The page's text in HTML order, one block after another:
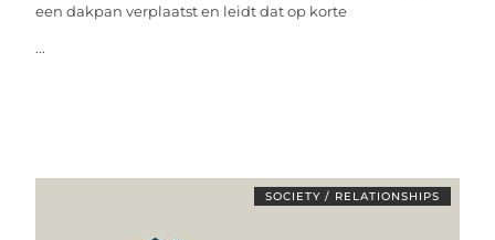
een dakpan verplaatst en leidt dat op korte
...
SOCIETY / RELATIONSHIPS